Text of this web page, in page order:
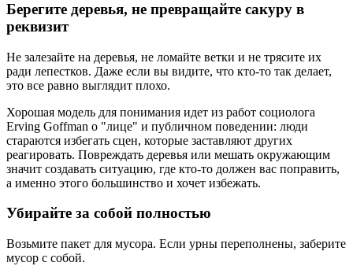
Берегите деревья, не превращайте сакуру в
реквизит
Не залезайте на деревья, не ломайте ветки и не трясите их
ради лепестков. Даже если вы видите, что кто-то так делает,
это все равно выглядит плохо.
Хорошая модель для понимания идет из работ социолога
Erving Goffman о "лице" и публичном поведении: люди
стараются избегать сцен, которые заставляют других
реагировать. Повреждать деревья или мешать окружающим
значит создавать ситуацию, где кто-то должен вас поправить,
а именно этого большинство и хочет избежать.
Убирайте за собой полностью
Возьмите пакет для мусора. Если урны переполнены, заберите
мусор с собой.